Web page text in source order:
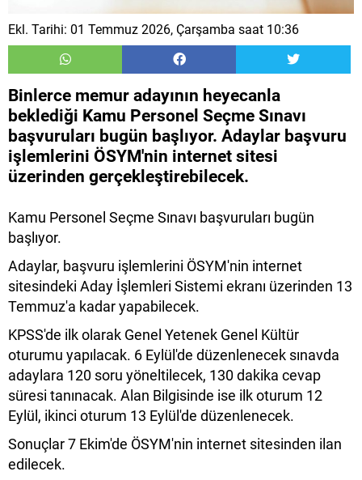
Ekl. Tarihi: 01 Temmuz 2026, Çarşamba saat 10:36
Binlerce memur adayının heyecanla
beklediği Kamu Personel Seçme Sınavı
başvuruları bugün başlıyor. Adaylar başvuru
işlemlerini ÖSYM'nin internet sitesi
üzerinden gerçekleştirebilecek.
Kamu Personel Seçme Sınavı başvuruları bugün
başlıyor.
Adaylar, başvuru işlemlerini ÖSYM'nin internet
sitesindeki Aday İşlemleri Sistemi ekranı üzerinden 13
Temmuz'a kadar yapabilecek.
KPSS'de ilk olarak Genel Yetenek Genel Kültür
oturumu yapılacak. 6 Eylül'de düzenlenecek sınavda
adaylara 120 soru yöneltilecek, 130 dakika cevap
süresi tanınacak. Alan Bilgisinde ise ilk oturum 12
Eylül, ikinci oturum 13 Eylül'de düzenlenecek.
Sonuçlar 7 Ekim'de ÖSYM'nin internet sitesinden ilan
edilecek.